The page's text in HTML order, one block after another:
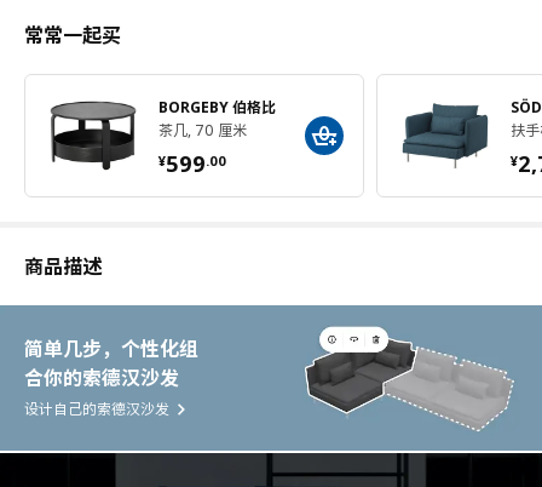
常常一起买
BORGEBY 伯格比
茶几, 70 厘米
¥599.00
¥ 599.00
扶
¥
¥
商品描述
简单几步，个性化组
合你的索德汉沙发
设计自己的索德汉沙发